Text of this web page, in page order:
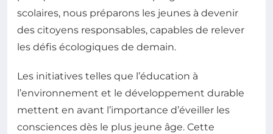
scolaires, nous préparons les jeunes à devenir
des citoyens responsables, capables de relever
les défis écologiques de demain.
Les initiatives telles que l’éducation à
l’environnement et le développement durable
mettent en avant l’importance d’éveiller les
consciences dès le plus jeune âge. Cette